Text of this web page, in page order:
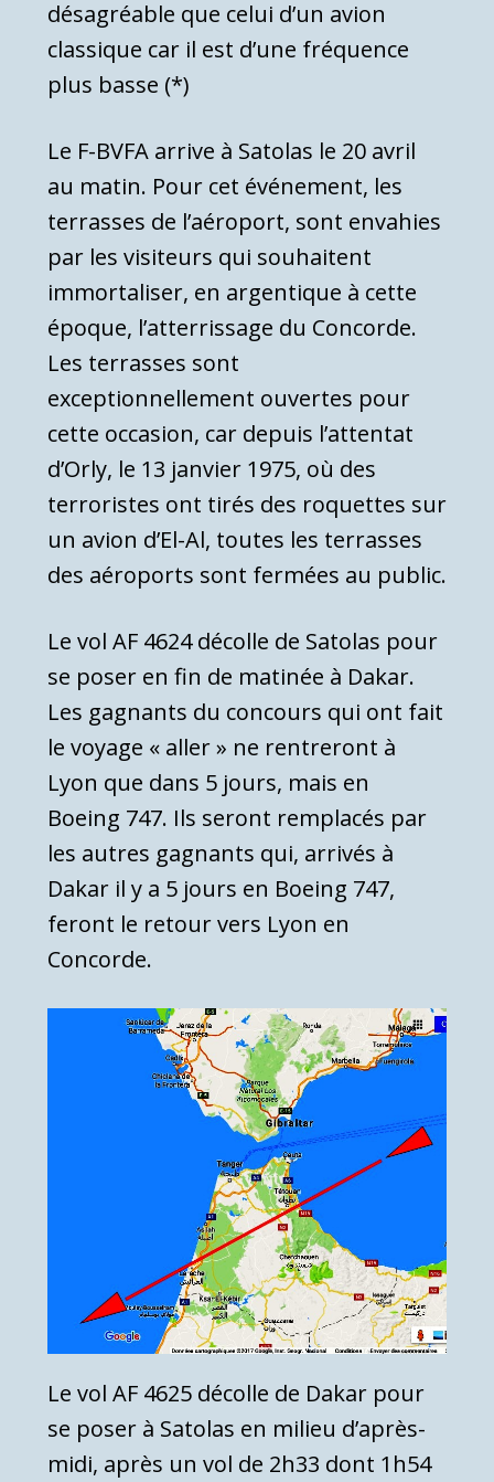
désagréable que celui d’un avion
classique car il est d’une fréquence
plus basse (*)
Le F-BVFA arrive à Satolas le 20 avril
au matin. Pour cet événement, les
terrasses de l’aéroport, sont envahies
par les visiteurs qui souhaitent
immortaliser, en argentique à cette
époque, l’atterrissage du Concorde.
Les terrasses sont
exceptionnellement ouvertes pour
cette occasion, car depuis l’attentat
d’Orly, le 13 janvier 1975, où des
terroristes ont tirés des roquettes sur
un avion d’El-Al, toutes les terrasses
des aéroports sont fermées au public.
Le vol AF 4624 décolle de Satolas pour
se poser en fin de matinée à Dakar.
Les gagnants du concours qui ont fait
le voyage « aller » ne rentreront à
Lyon que dans 5 jours, mais en
Boeing 747. Ils seront remplacés par
les autres gagnants qui, arrivés à
Dakar il y a 5 jours en Boeing 747,
feront le retour vers Lyon en
Concorde.
Le vol AF 4625 décolle de Dakar pour
se poser à Satolas en milieu d’après-
midi, après un vol de 2h33 dont 1h54